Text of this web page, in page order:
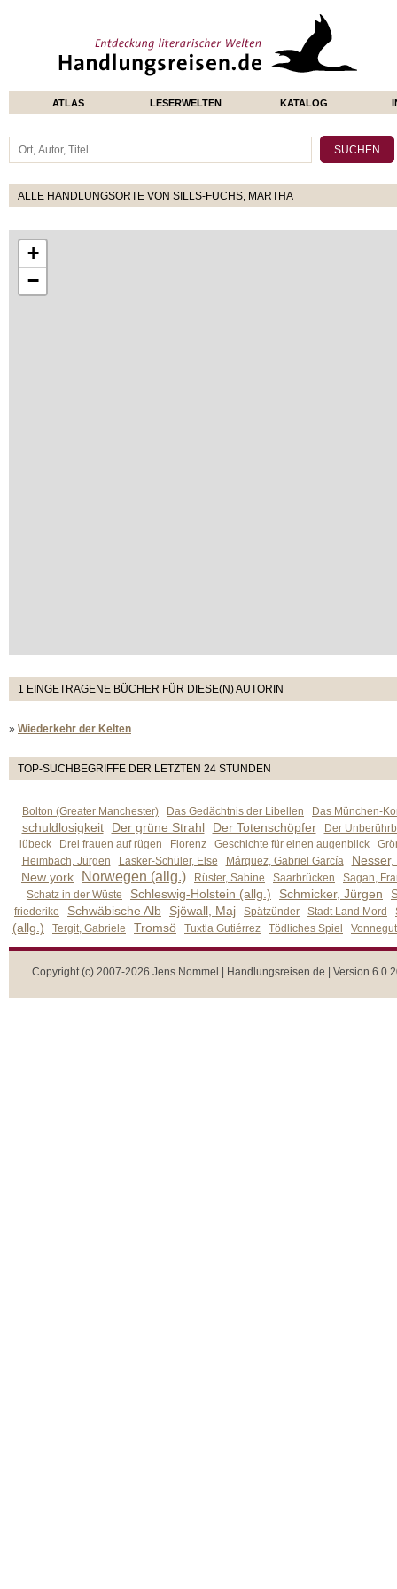
ATLAS LESERWELTEN KATALOG
ALLE HANDLUNGSORTE VON SILLS-FUCHS, MARTHA
+
−
1 EINGETRAGENE BÜCHER FÜR DIESE(N) AUTORIN
» Wiederkehr der Kelten
TOP-SUCHBEGRIFFE DER LETZTEN 24 STUNDEN
Bolton (Greater Manchester) Das Gedächtnis der Libellen Das München-
schuldlosigkeit Der grüne Strahl Der Totenschöpfer
Der
lübeck
Drei frauen auf rügen Florenz Geschichte für einen augenblick
Heimbach, Jürgen
Lasker-Schüler, Else Márquez, Gabriel García
New york
Norwegen (allg.) Rüster, Sabine Saarbrücken
Sagan,
Schatz in der Wüste
Schleswig-Holstein (allg.) Schmicker, Jürgen
friederike Schwäbische Alb Sjöwall, Maj Spätzünder Stadt Land Mord
(allg.) Tergit, Gabriele Tromsö Tuxtla Gutiérrez Tödliches Spiel
Copyright (c) 2007-2026 Jens Nommel | Handlungsreisen.de | Version